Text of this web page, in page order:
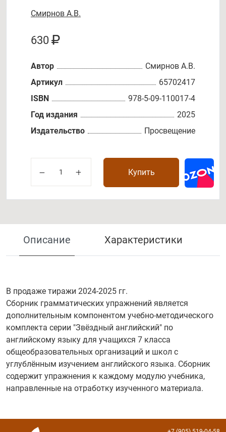
Смирнов А.В.
630
Автор
Смирнов А.В.
Артикул
65702417
ISBN
978-5-09-110017-4
Год издания
2025
Издательство
Просвещение
Купить
Описание Характеристики
В продаже тиражи 2024-2025 гг.
Сборник грамматических упражнений является
дополнительным компонентом учебно-методического
комплекта серии "Звёздный английский" по
английскому языку для учащихся 7 класса
общеобразовательных организаций и школ с
углублённым изучением английского языка. Сборник
содержит упражнения к каждому модулю учебника,
направленные на отработку изученного материала.